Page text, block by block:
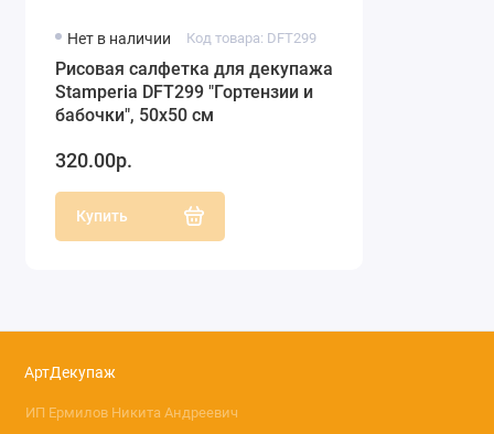
Нет в наличии Код товара: DFT299
Рисовая салфетка для декупажа
Stamperia DFT299 "Гортензии и
бабочки", 50х50 см
320.00р.
Купить
АртДекупаж
ИП Ермилов Никита Андреевич